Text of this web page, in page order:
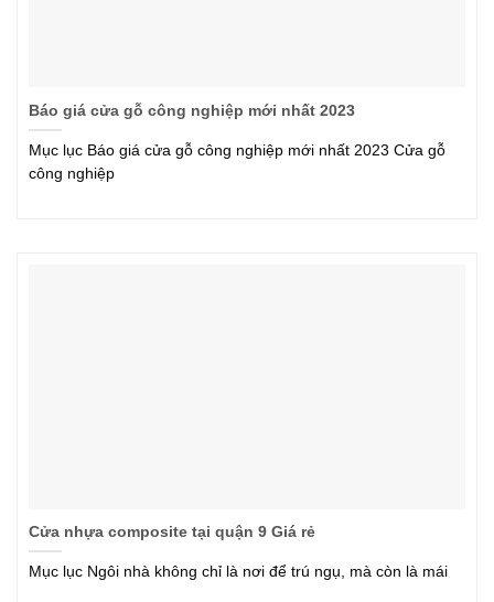
Báo giá cửa gỗ công nghiệp mới nhất 2023
Mục lục Báo giá cửa gỗ công nghiệp mới nhất 2023 Cửa gỗ
công nghiệp
Cửa nhựa composite tại quận 9 Giá rẻ
Mục lục Ngôi nhà không chỉ là nơi để trú ngụ, mà còn là mái